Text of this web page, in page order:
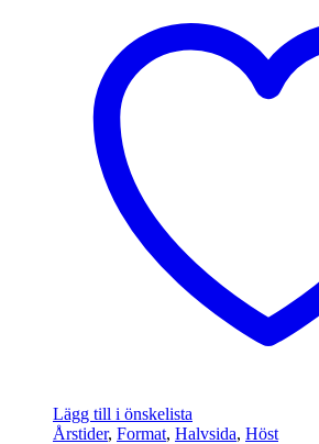
Lägg till i önskelista
Årstider, Format, Halvsida, Höst